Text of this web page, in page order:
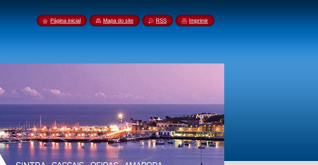
Página inicial Mapa do site RSS Imprimir